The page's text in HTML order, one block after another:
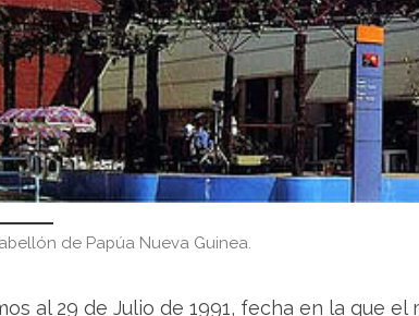
de Papúa Nueva Guinea.
al 29 de Julio de 1991, fecha en la que